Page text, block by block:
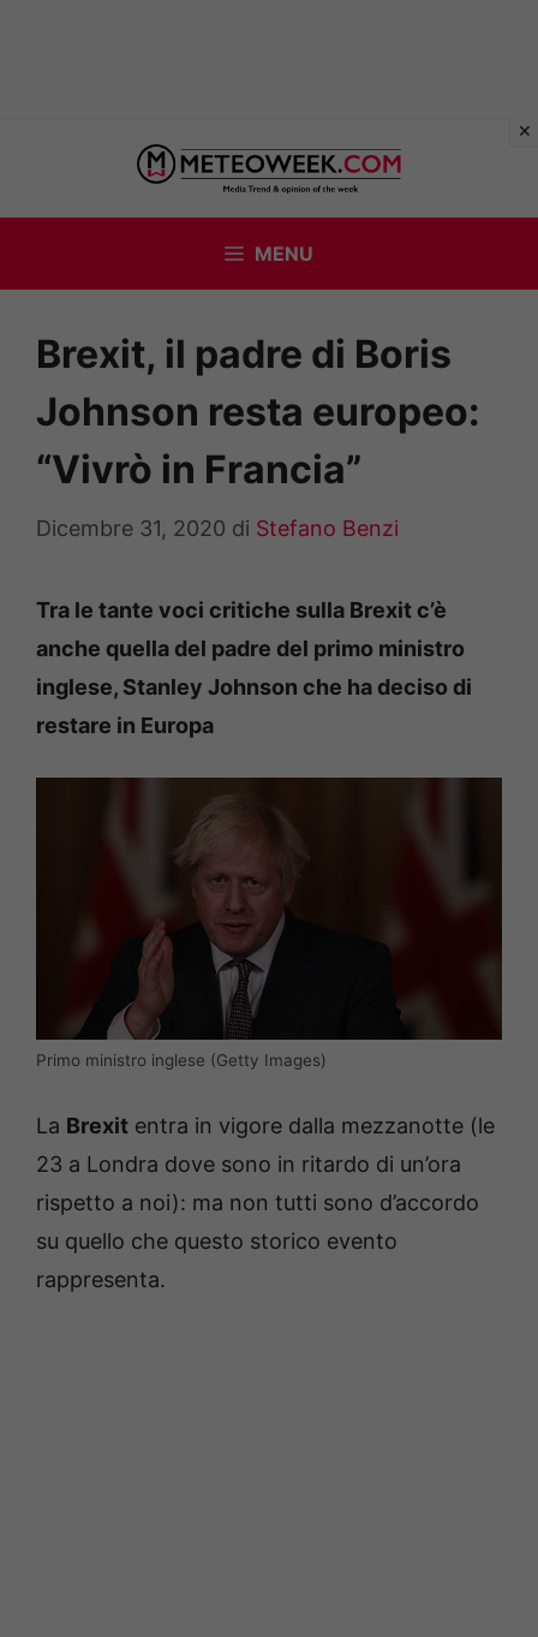
contenuto
MENU
Brexit, il padre di Boris
Johnson resta europeo:
“Vivrò in Francia”
Dicembre 31, 2020 di Stefano Benzi
Tra le tante voci critiche sulla Brexit c’è
anche quella del padre del primo ministro
inglese, Stanley Johnson che ha deciso di
restare in Europa
Primo ministro inglese (Getty Images)
La Brexit entra in vigore dalla mezzanotte (le
23 a Londra dove sono in ritardo di un’ora
rispetto a noi): ma non tutti sono d’accordo
su quello che questo storico evento
rappresenta.